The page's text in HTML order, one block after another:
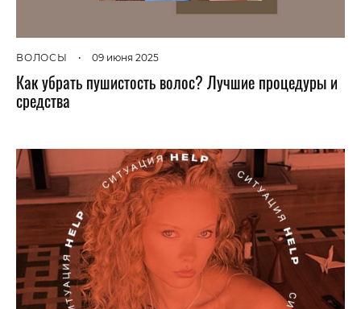
ВОЛОСЫ • 09 июня 2025
Как убрать пушистость волос? Лучшие процедуры и
средства